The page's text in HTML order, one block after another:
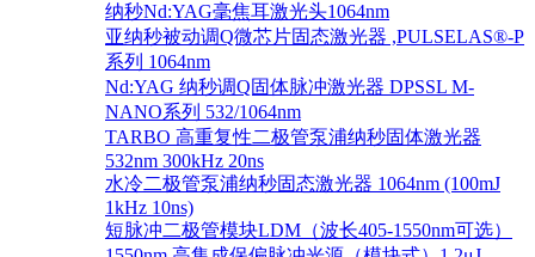
纳秒Nd:YAG毫焦耳激光头1064nm
亚纳秒被动调Q微芯片固态激光器 ,PULSELAS®-P
系列 1064nm
Nd:YAG 纳秒调Q固体脉冲激光器 DPSSL M-
NANO系列 532/1064nm
TARBO 高重复性二极管泵浦纳秒固体激光器
532nm 300kHz 20ns
水冷二极管泵浦纳秒固态激光器 1064nm (100mJ
1kHz 10ns)
短脉冲二极管模块LDM（波长405-1550nm可选）